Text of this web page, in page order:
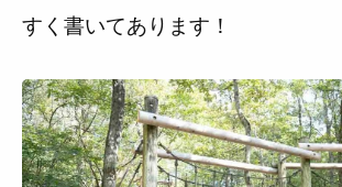
すく書いてあります！